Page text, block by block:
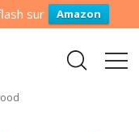
sur Amazon